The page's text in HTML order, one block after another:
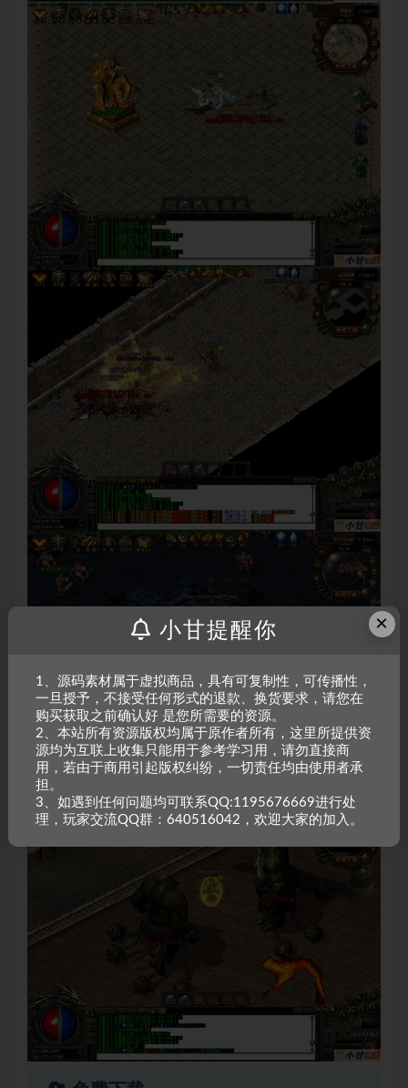
×
小甘提醒你
1、源码素材属于虚拟商品，具有可复制性，可传播性，
一旦授予，不接受任何形式的退款、换货要求，请您在
购买获取之前确认好 是您所需要的资源。
2、本站所有资源版权均属于原作者所有，这里所提供资
源均为互联上收集只能用于参考学习用，请勿直接商
用，若由于商用引起版权纠纷，一切责任均由使用者承
担。
3、如遇到任何问题均可联系QQ:1195676669进行处
理，玩家交流QQ群：640516042，欢迎大家的加入。